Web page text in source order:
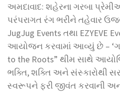
અમદાવાદ: શહેરના ગરબા
પરંપરાગત રંગ ભરીને તહેવાર
JugJug Events તથા EZYEVE
આયોજન કરવામાં આવ્યું છે –
to the Roots” થીમ સાથે
ભક્તિ, શક્તિ અને સંસ્કારોથી
સ્વરૂપને ફરી જીવંત કરવાની